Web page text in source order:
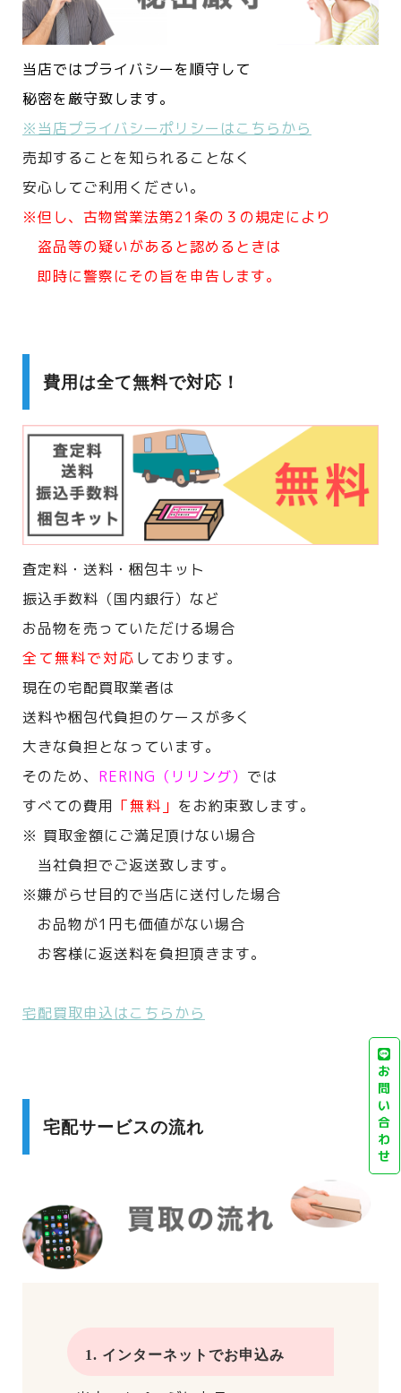
当店ではプライバシーを順守して
秘密を厳守致します。
※当店プライバシーポリシーはこちらから
売却することを知られることなく
安心してご利用ください。
※但し、古物営業法第21条の３の規定により
盗品等の疑いがあると認めるときは
即時に警察にその旨を申告します。
費用は全て無料で対応！
査定料・送料・梱包キット
振込手数料（国内銀行）など
お品物を売っていただける場合
全て無料で対応 しております。
現在の宅配買取業者は
送料や梱包代負担のケースが多く
大きな負担となっています。
そのため、 RERING（リリング） では
すべての費用 「無料」 をお約束致します。
※ 買取金額にご満足頂けない場合
当社負担でご返送致します。
※嫌がらせ目的で当店に送付した場合
お品物が1円も価値がない場合
お客様に返送料を負担頂きます。
宅配買取申込はこちらから
宅配サービスの流れ
1. インターネットでお申込み
お
問
い
合
わ
せ